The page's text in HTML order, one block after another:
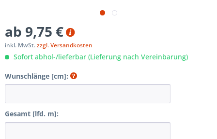
ab 9,75 €
inkl. MwSt.zzgl. Versandkosten
Sofort abhol-/lieferbar (Lieferung nach Vereinbarung)
Wunschlänge [cm]:
Gesamt [lfd. m]: